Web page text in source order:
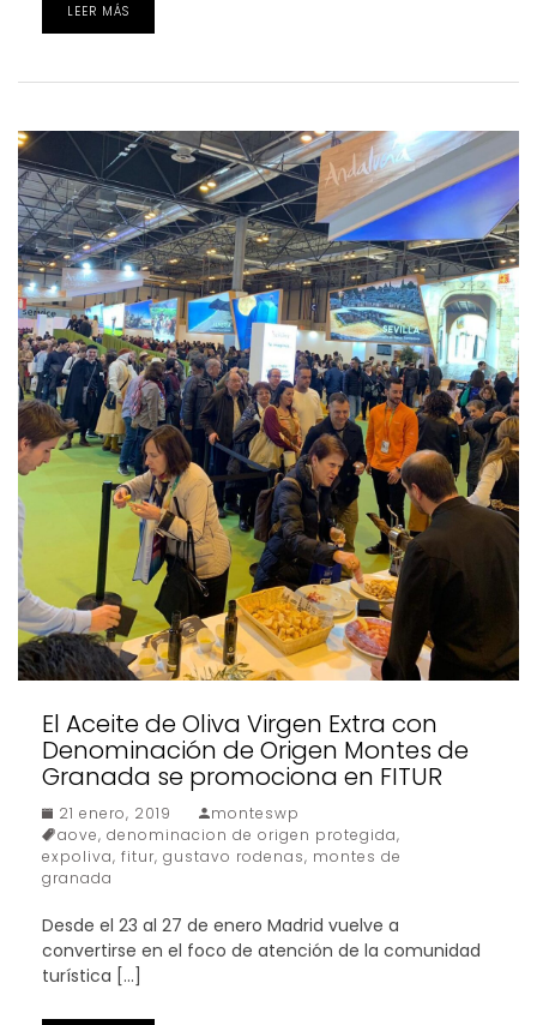
LEER MÁS
El Aceite de Oliva Virgen Extra con
Denominación de Origen Montes de
Granada se promociona en FITUR
21 enero, 2019
monteswp
aove, denominacion de origen protegida,
expoliva, fitur, gustavo rodenas, montes de
granada
Desde el 23 al 27 de enero Madrid vuelve a
convertirse en el foco de atención de la comunidad
turística […]